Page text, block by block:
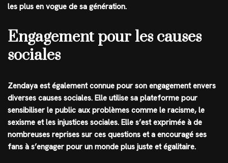
les plus en vogue de sa génération.
Engagement pour les causes
sociales
Zendaya est également connue pour son engagement envers
diverses causes sociales. Elle utilise sa plateforme pour
sensibiliser le public aux problèmes comme le racisme, le
sexisme et les injustices sociales. Elle s’est exprimée à de
nombreuses reprises sur ces questions et a encouragé ses
fans à s’engager pour un monde plus juste et égalitaire.